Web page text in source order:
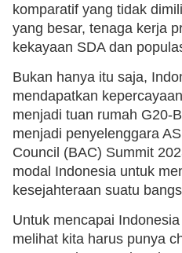
komparatif yang tidak
yang besar, tenaga kerja
kekayaan SDA dan
Bukan hanya itu saja,
mendapatkan
menjadi tuan rumah G20-
menjadi penyelenggara
Council (BAC) Summit
modal Indonesia untuk
kesejahteraan suatu
Untuk mencapai
melihat kita harus punya